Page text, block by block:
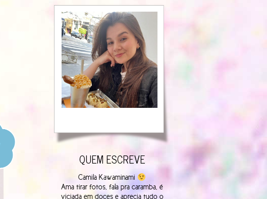
QUEM ESCREVE
Camila Kawaminami
Ama tirar fotos, fala pra caramba, é
viciada em doces e aprecia tudo o